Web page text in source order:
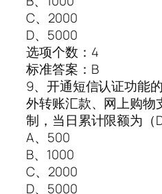
C、2000
D、5000
选项个数：4
标准答案：B
9、开通短信认证功能
外转账汇款、网上购物
制，当日累计限额为（D
A、500
B、1000
C、2000
D、5000